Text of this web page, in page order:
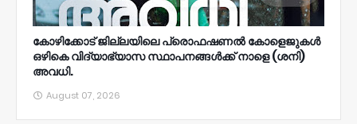
കോഴിക്കോട് ജില്ലയിലെ പ്രൊഫഷണൽ കോളെജുകൾ
ഒഴികെ വിദ്യാഭ്യാസ സ്ഥാപനങ്ങൾക്ക് നാളെ (ശനി)
അവധി.
August 07, 2026